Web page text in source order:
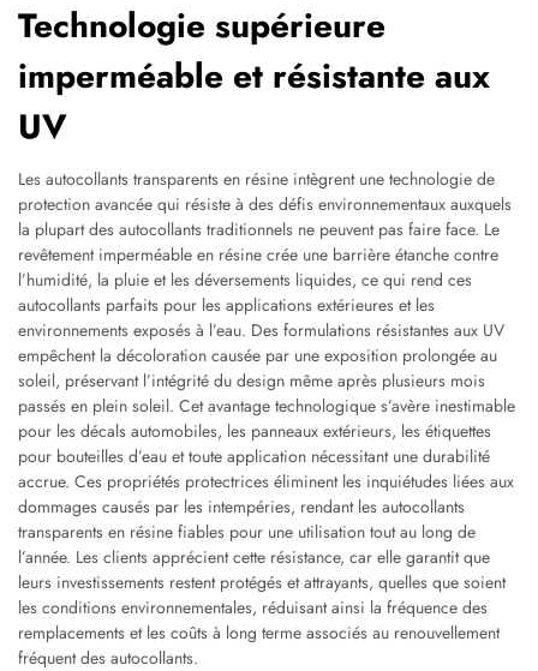
Technologie supérieure
imperméable et résistante aux
UV
Les autocollants transparents en résine intègrent une technologie de
protection avancée qui résiste à des défis environnementaux auxquels
la plupart des autocollants traditionnels ne peuvent pas faire face. Le
revêtement imperméable en résine crée une barrière étanche contre
l’humidité, la pluie et les déversements liquides, ce qui rend ces
autocollants parfaits pour les applications extérieures et les
environnements exposés à l’eau. Des formulations résistantes aux UV
empêchent la décoloration causée par une exposition prolongée au
soleil, préservant l’intégrité du design même après plusieurs mois
passés en plein soleil. Cet avantage technologique s’avère inestimable
pour les décals automobiles, les panneaux extérieurs, les étiquettes
pour bouteilles d’eau et toute application nécessitant une durabilité
accrue. Ces propriétés protectrices éliminent les inquiétudes liées aux
dommages causés par les intempéries, rendant les autocollants
transparents en résine fiables pour une utilisation tout au long de
l’année. Les clients apprécient cette résistance, car elle garantit que
leurs investissements restent protégés et attrayants, quelles que soient
les conditions environnementales, réduisant ainsi la fréquence des
remplacements et les coûts à long terme associés au renouvellement
fréquent des autocollants.